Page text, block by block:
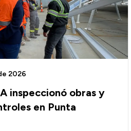
inspeccionó obras y
en Punta
2026